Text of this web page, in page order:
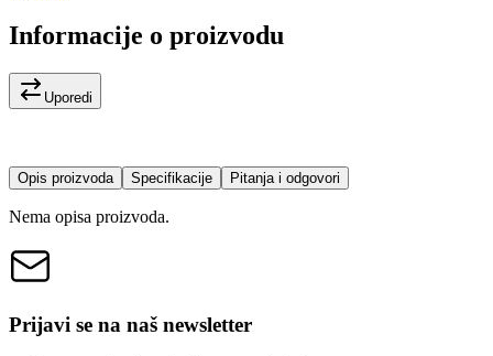
Informacije o proizvodu
Uporedi
Opis proizvoda Specifikacije Pitanja i odgovori
Nema opisa proizvoda.
Prijavi se na naš newsletter